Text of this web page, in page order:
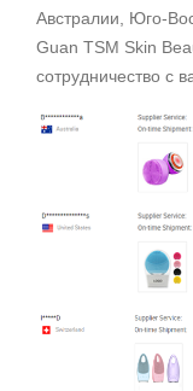
Австралии, Юго-
Guan TSM Skin
сотрудничество с